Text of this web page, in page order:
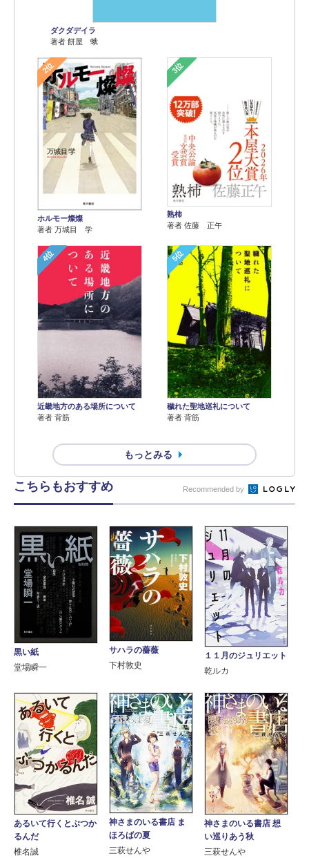
ダクダデイラ
著者 餅屋 蛾
2位
ホルモー燦燦
著者 万城目 学
3位
熟柿
著者 佐藤 正午
4位
近畿地方のある場所について
著者 背筋
5位
穢れた聖地巡礼について
著者 背筋
もっとみる
こちらもおすすめ Recommended by
黒い紙
堂場瞬一
サハラの薔薇
下村敦史
１１月のジュリエット
乾ルカ
あるいて行くとぶつか
るんだ
椎名誠
神さまのいる書店 ま
ほろばの夏
三萩せんや
神さまのいる書店 想
い巡りあう秋
三萩せんや